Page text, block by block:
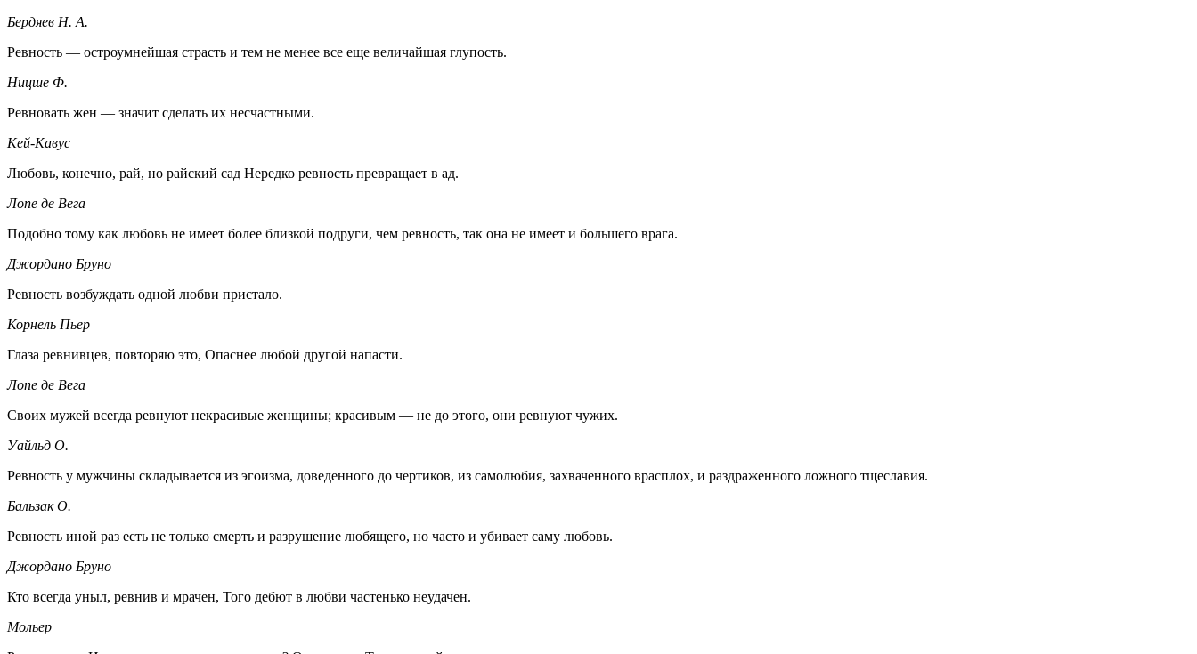
Бердяев Н. А.
Ревность — остроумнейшая страсть и тем не менее все еще величайшая глупость.
Ницше Ф.
Ревновать жен — значит сделать их несчастными.
Кей-Кавус
Любовь, конечно, рай, но райский сад Нередко ревность превращает в ад.
Лопе де Вега
Подобно тому как любовь не имеет более близкой подруги, чем ревность, так она не имеет и большего врага.
Джордано Бруно
Ревность возбуждать одной любви пристало.
Корнель Пьер
Глаза ревнивцев, повторяю это, Опаснее любой другой напасти.
Лопе де Вега
Своих мужей всегда ревнуют некрасивые женщины; красивым — не до этого, они ревнуют чужих.
Уайльд О.
Ревность у мужчины складывается из эгоизма, доведенного до чертиков, из самолюбия, захваченного врасплох, и раздраженного ложного тщеславия.
Бальзак О.
Ревность иной раз есть не только смерть и разрушение любящего, но часто и убивает саму любовь.
Джордано Бруно
Кто всегда уныл, ревнив и мрачен, Того дебют в любви частенько неудачен.
Мольер